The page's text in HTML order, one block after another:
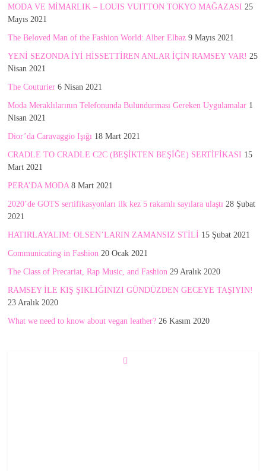
MODA VE MİMARLIK – LOUIS VUITTON TOKYO MAĞAZASI 25
Mayıs 2021
The Beloved Man of the Fashion World: Alber Elbaz 9 Mayıs 2021
YENİ SEZONDA İYİ HİSSETTİREN ANLAR İÇİN RAMSEY VAR! 25
Nisan 2021
The Couturier 6 Nisan 2021
Moda Meraklılarının Telefonunda Bulundurması Gereken Uygulamalar 1
Nisan 2021
Dior’da Caravaggio Işığı 18 Mart 2021
CRADLE TO CRADLE C2C (BEŞİKTEN BEŞİĞE) SERTİFİKASI 15
Mart 2021
PERA’DA MODA 8 Mart 2021
2020’de GOTS sertifikasyonları ilk kez 5 rakamlı sayılara ulaştı 28 Şubat
2021
HATIRLAYALIM: OLSEN’LARIN ZAMANSIZ STİLİ 15 Şubat 2021
Communicating in Fashion 20 Ocak 2021
The Class of Precariat, Rap Music, and Fashion 29 Aralık 2020
RAMSEY İLE KIŞ ŞIKLIĞINIZI GÜNDÜZDEN GECEYE TAŞIYIN!
23 Aralık 2020
What we need to know about vegan leather? 26 Kasım 2020